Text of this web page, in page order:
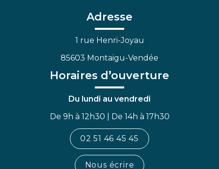
Facebook
Adresse
1 rue Henri-Joyau
85603 Montaigu-Vendée
Horaires d’ouverture
Du lundi au vendredi
De 9h à 12h30 | De 14h à 17h30
02 51 46 45 45
Nous écrire